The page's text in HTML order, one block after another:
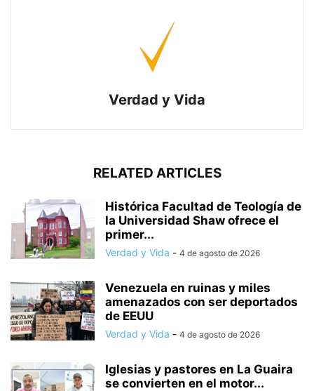
Verdad y Vida
RELATED ARTICLES
Histórica Facultad de Teología de
la Universidad Shaw ofrece el
primer...
Verdad y Vida - 4 de agosto de 2026
Venezuela en ruinas y miles
amenazados con ser deportados
de EEUU
Verdad y Vida - 4 de agosto de 2026
Iglesias y pastores en La Guaira
se convierten en el motor...